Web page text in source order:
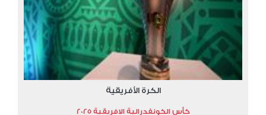
الكرة الأفريقية
كأس الكونفدرالية الافريقية 2025